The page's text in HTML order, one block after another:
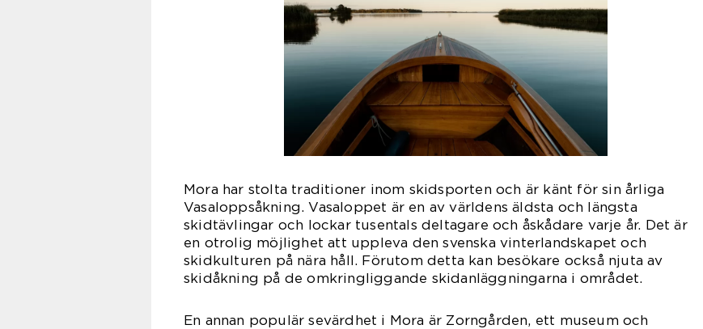
Mora har stolta traditioner inom skidsporten och är känt för sin årliga
Vasaloppsåkning. Vasaloppet är en av världens äldsta och längsta
skidtävlingar och lockar tusentals deltagare och åskådare varje år. Det är
en otrolig möjlighet att uppleva den svenska vinterlandskapet och
skidkulturen på nära håll. Förutom detta kan besökare också njuta av
skidåkning på de omkringliggande skidanläggningarna i området.
En annan populär sevärdhet i Mora är Zorngården, ett museum och